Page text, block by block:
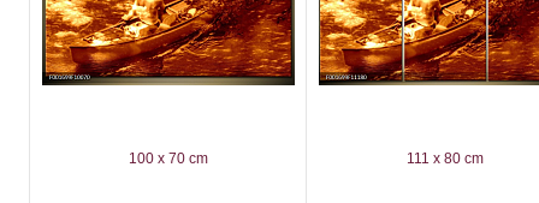
100 x 70 cm 111 x 80 cm